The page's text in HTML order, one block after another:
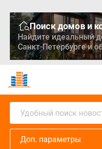
Поиск домов и
Найдите идеальный
Санкт-Петербурге и
Новостройки
Квартиры
Ипотека
Медиа
проекте
Контакты
Удобный поиск
Доп. параметры